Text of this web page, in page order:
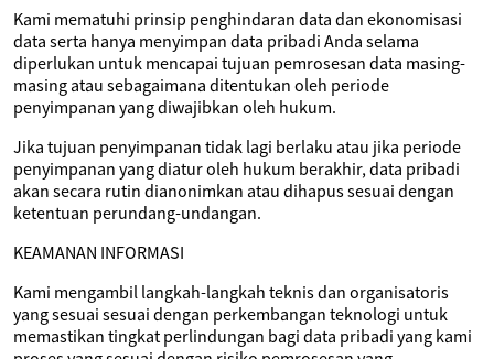
Kami mematuhi prinsip penghindaran data dan ekonomisasi
data serta hanya menyimpan data pribadi Anda selama
diperlukan untuk mencapai tujuan pemrosesan data masing-
masing atau sebagaimana ditentukan oleh periode
penyimpanan yang diwajibkan oleh hukum.
Jika tujuan penyimpanan tidak lagi berlaku atau jika periode
penyimpanan yang diatur oleh hukum berakhir, data pribadi
akan secara rutin dianonimkan atau dihapus sesuai dengan
ketentuan perundang-undangan.
KEAMANAN INFORMASI
Kami mengambil langkah-langkah teknis dan organisatoris
yang sesuai sesuai dengan perkembangan teknologi untuk
memastikan tingkat perlindungan bagi data pribadi yang kami